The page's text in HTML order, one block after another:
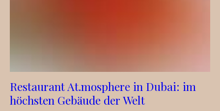
Restaurant At.mosphere in Dubai: im
höchsten Gebäude der Welt